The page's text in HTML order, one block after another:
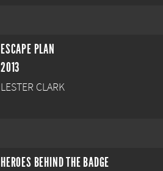
ESCAPE PLAN
2013
LESTER CLARK
HEROES BEHIND THE BADGE